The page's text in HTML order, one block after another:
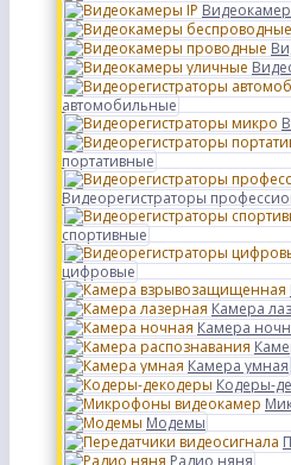
автомобильные
портативные
Видеорегистраторы
спортивные
цифровые
Камера
Камера
Камера умная
Кодеры-
Модемы
Радио няня